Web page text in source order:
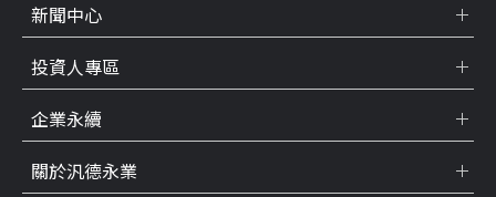
新聞中心
投資人專區
企業永續
關於汎德永業